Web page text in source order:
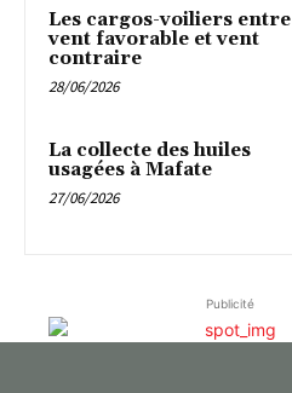
Les cargos-voiliers entre
vent favorable et vent
contraire
28/06/2026
La collecte des huiles
usagées à Mafate
27/06/2026
Publicité